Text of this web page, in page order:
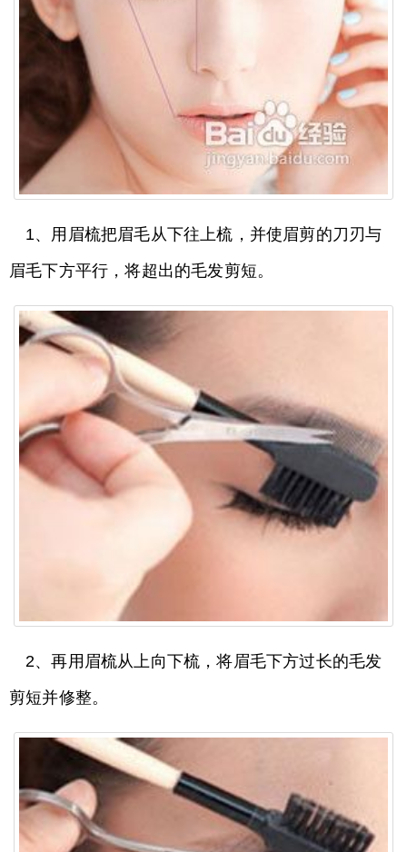
1、用眉梳把眉毛从下往上梳，并使眉剪的刀刃与
眉毛下方平行，将超出的毛发剪短。
2、再用眉梳从上向下梳，将眉毛下方过长的毛发
剪短并修整。